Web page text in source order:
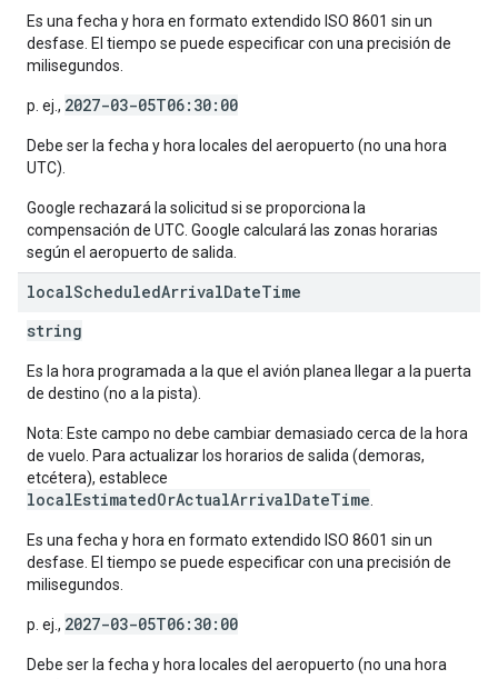
Es una fecha y hora en formato extendido ISO 8601 sin un
desfase. El tiempo se puede especificar con una precisión de
milisegundos.
p. ej., 2027-03-05T06:30:00
Debe ser la fecha y hora locales del aeropuerto (no una hora
UTC).
Google rechazará la solicitud si se proporciona la
compensación de UTC. Google calculará las zonas horarias
según el aeropuerto de salida.
localScheduledArrivalDateTime
string
Es la hora programada a la que el avión planea llegar a la puerta
de destino (no a la pista).
Nota: Este campo no debe cambiar demasiado cerca de la hora
de vuelo. Para actualizar los horarios de salida (demoras,
etcétera), establece
localEstimatedOrActualArrivalDateTime
Es una fecha y hora en formato extendido ISO 8601 sin un
desfase. El tiempo se puede especificar con una precisión de
milisegundos.
p. ej., 2027-03-05T06:30:00
Debe ser la fecha y hora locales del aeropuerto (no una hora